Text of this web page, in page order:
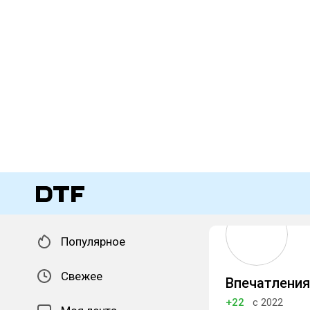
Популярное
Свежее
+22
с 2022